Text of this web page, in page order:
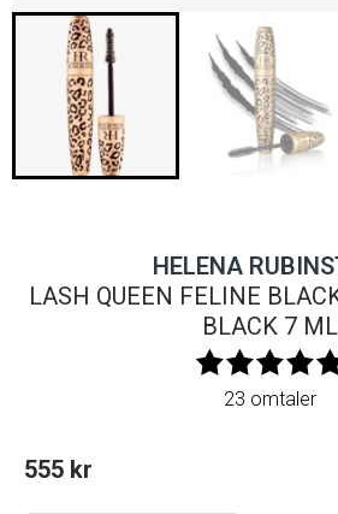
HELENA
LASH QUEEN FELINE
BLACK 7 ML
23 omtaler
555 kr